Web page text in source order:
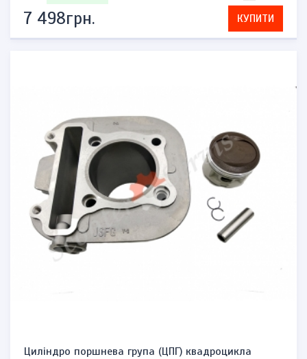
7 498грн. КУПИТИ
Циліндро поршнева група (ЦПГ) квадроцикла